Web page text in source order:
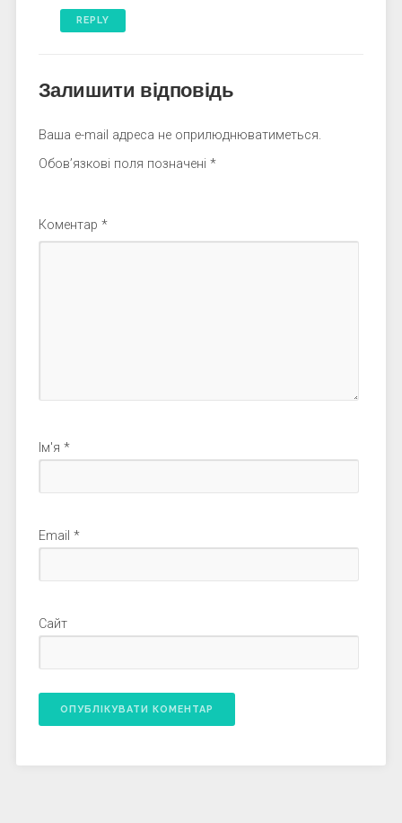
REPLY
Залишити відповідь
Ваша e-mail адреса не оприлюднюватиметься.
Обов’язкові поля позначені *
Коментар *
Ім'я *
Email *
Сайт